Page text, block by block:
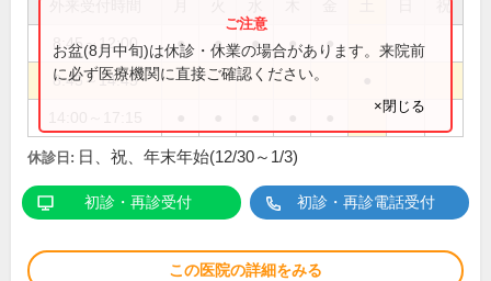
祝
8:45～12:00 ● ● ● ● ●
8:45～14:45
お盆(8月中旬)は休診・休業の場合があります。来院前
に必ず医療機関に直接ご確認ください。
×閉じる
休診日: 日、祝、年末年始(12/30～1/3)
初診・再診受付 初診・再診電話受付
この医院の詳細をみる